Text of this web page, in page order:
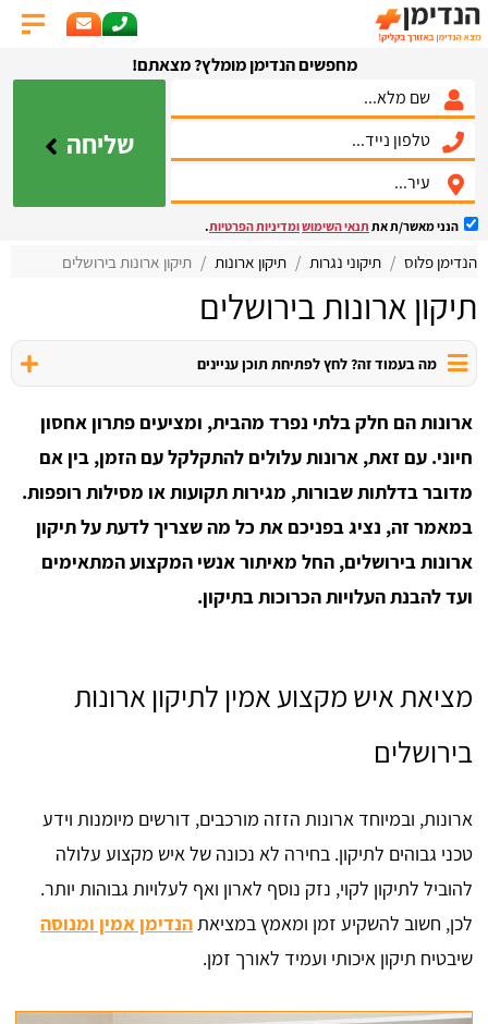
מחפשים הנדימן מומלץ? מצאתם!
שליחה
הנני מאשר/ת את תנאי השימושומדיניות הפרטיות.
הנדימן פלוס תיקוני נגרות תיקון ארונות תיקון ארונות בירושלים
תיקון ארונות בירושלים
מה בעמוד זה? לחץ לפתיחת תוכן עניינים
ארונות הם חלק בלתי נפרד מהבית, ומציעים פתרון אחסון
חיוני. עם זאת, ארונות עלולים להתקלקל עם הזמן, בין אם
מדובר בדלתות שבורות, מגירות תקועות או מסילות רופפות.
במאמר זה, נציג בפניכם את כל מה שצריך לדעת על תיקון
ארונות בירושלים, החל מאיתור אנשי המקצוע המתאימים
ועד להבנת העלויות הכרוכות בתיקון.
מציאת איש מקצוע אמין לתיקון ארונות
בירושלים
ארונות, ובמיוחד ארונות הזזה מורכבים, דורשים מיומנות וידע
טכני גבוהים לתיקון. בחירה לא נכונה של איש מקצוע עלולה
להוביל לתיקון לקוי, נזק נוסף לארון ואף לעלויות גבוהות יותר.
לכן, חשוב להשקיע זמן ומאמץ במציאתהנדימן אמין ומנוסה
שיבטיח תיקון איכותי ועמיד לאורך זמן.